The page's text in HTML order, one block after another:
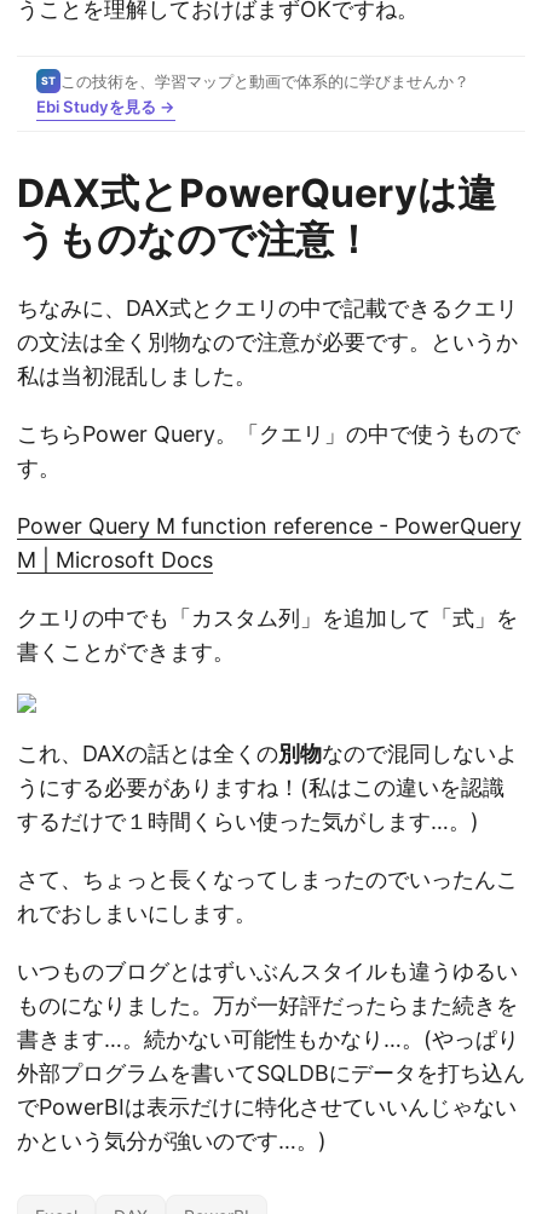
うことを理解しておけばまずOKですね。
ST
この技術を、学習マップと動画で体系的に学びませんか？
Ebi Studyを見る →
DAX式とPowerQueryは違
うものなので注意！
ちなみに、DAX式とクエリの中で記載できるクエリ
の文法は全く別物なので注意が必要です。というか
私は当初混乱しました。
こちらPower Query。「クエリ」の中で使うもので
す。
Power Query M function reference - PowerQuery
M | Microsoft Docs
クエリの中でも「カスタム列」を追加して「式」を
書くことができます。
これ、DAXの話とは全くの別物なので混同しないよ
うにする必要がありますね！(私はこの違いを認識
するだけで１時間くらい使った気がします…。)
さて、ちょっと長くなってしまったのでいったんこ
れでおしまいにします。
いつものブログとはずいぶんスタイルも違うゆるい
ものになりました。万が一好評だったらまた続きを
書きます…。続かない可能性もかなり…。(やっぱり
外部プログラムを書いてSQLDBにデータを打ち込ん
でPowerBIは表示だけに特化させていいんじゃない
かという気分が強いのです…。)